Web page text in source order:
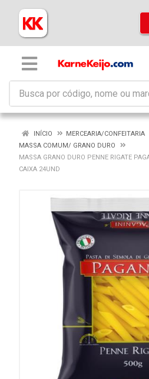
INÍCIO
MERCEARIA/CONFEITARIA
MASSA COMUM/ GRANO DURO
MASSA GRANO DURO PENNE RIGATE
CAIXA 24UND